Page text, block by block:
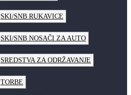
SKI/SNB RUKAVICE
SKI/SNB NOSAČI ZA AUTO
SREDSTVA ZA ODRŽAVANJE
TORBE